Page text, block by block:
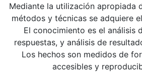
Mediante la utilización apropiada
métodos y técnicas se adquiere
El conocimiento es el análisis
respuestas, y análisis de
Los hechos son medidos de
accesibles y